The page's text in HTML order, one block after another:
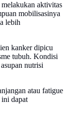
aktivitas
mobilisasinya
lebih
kanker dipicu
tubuh. Kondisi
nutrisi
atau fatigue
dapat